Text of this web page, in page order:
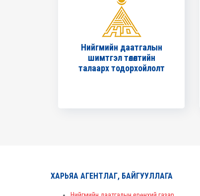
Нийгмийн даатгалын
шимтгэл төлөлтийн
талаарх тодорхойлолт
ХАРЬЯА АГЕНТЛАГ, БАЙГУУЛЛАГА